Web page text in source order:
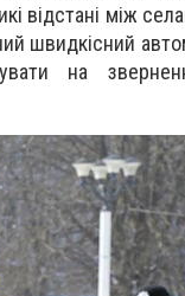
відстані між
швидкісний
на